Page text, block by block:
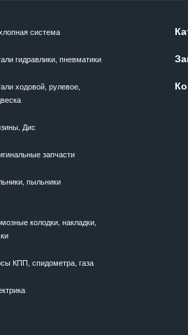
система
гидравлики, пневматики
ходовой, рулевое,
Дис
запчасти
пыльники
колодки, накладки,
КПП, спидометра, газа